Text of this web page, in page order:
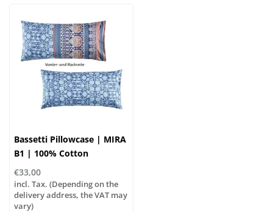
Bassetti Pillowcase | MIRA
B1 | 100% Cotton
€33,00
incl. Tax. (Depending on the
delivery address, the VAT may
vary)